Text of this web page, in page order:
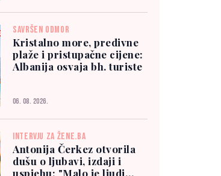
SAVRŠEN ODMOR
Kristalno more, predivne
plaže i pristupačne cijene:
Albanija osvaja bh. turiste
06. 08. 2026.
INTERVJU ZA ŽENE.BA
Antonija Čerkez otvorila
dušu o ljubavi, izdaji i
uspjehu: "Malo je ljudi